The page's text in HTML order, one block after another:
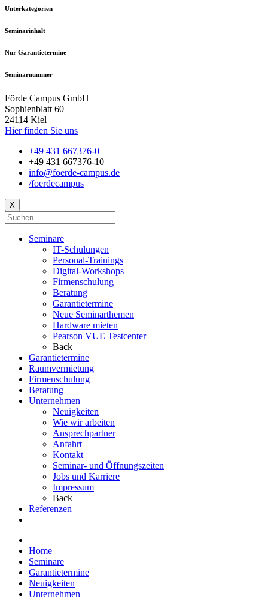
Unterkategorien
Seminarinhalt
Nur Garantietermine
Seminarnummer
Förde Campus GmbH
Sophienblatt 60
24114 Kiel
Hier finden Sie uns
+49 431 667376-0
+49 431 667376-10
info@foerde-campus.de
/foerdecampus
X
Seminare
IT-Schulungen
Personal-Trainings
Digital-Workshops
Firmenschulung
Beratung
Garantietermine
Neue Seminarthemen
Hardware mieten
Pearson VUE Testcenter
Back
Garantietermine
Raumvermietung
Firmenschulung
Beratung
Unternehmen
Neuigkeiten
Wie wir arbeiten
Ansprechpartner
Anfahrt
Kontakt
Seminar- und Öffnungszeiten
Jobs und Karriere
Impressum
Back
Referenzen
Home
Seminare
Garantietermine
Neuigkeiten
Unternehmen